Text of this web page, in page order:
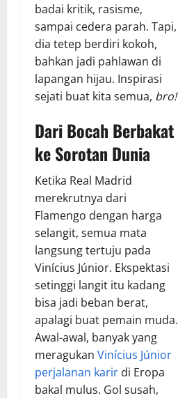
badai kritik, rasisme,
sampai cedera parah. Tapi,
dia tetep berdiri kokoh,
bahkan jadi pahlawan di
lapangan hijau. Inspirasi
sejati buat kita semua, bro!
Dari Bocah Berbakat
ke Sorotan Dunia
Ketika Real Madrid
merekrutnya dari
Flamengo dengan harga
selangit, semua mata
langsung tertuju pada
Vinícius Júnior. Ekspektasi
setinggi langit itu kadang
bisa jadi beban berat,
apalagi buat pemain muda.
Awal-awal, banyak yang
meragukan Vinícius Júnior
perjalanan karir di Eropa
bakal mulus. Gol susah,